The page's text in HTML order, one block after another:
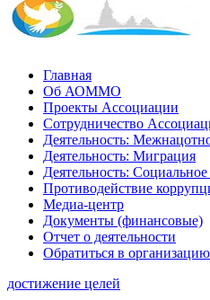
Главная
Об АОММО
Проекты Ассоциации
Сотрудничество
Деятельность:
Деятельность: Миграция
Деятельность:
Противодействие
Медиа-центр
Документы (финансовые)
Отчет о деятельности
Обратиться в организацию
достижение целей